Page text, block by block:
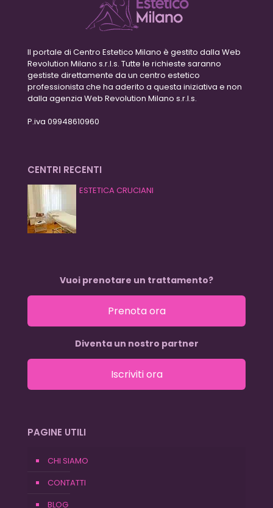
Il portale di Centro Estetico Milano è gestito dalla Web
Revolution Milano s.r.l.s. Tutte le richieste saranno
gestiste direttamente da un centro estetico
professionista che ha aderito a questa iniziativa e non
dalla agenzia Web Revolution Milano s.r.l.s.
P.iva 09948610960
CENTRI RECENTI
ESTETICA CRUCIANI
Vuoi prenotare un trattamento?
Prenota ora
Diventa un nostro partner
Iscriviti ora
PAGINE UTILI
CHI SIAMO
CONTATTI
BLOG